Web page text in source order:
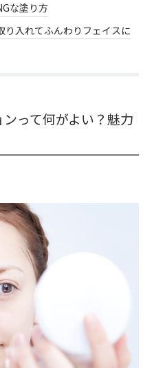
な塗り方
り入れてふんわりフェイスに
って何がよい？魅力